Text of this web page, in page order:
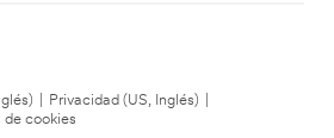
Privacidad (US, Inglés)
de cookies